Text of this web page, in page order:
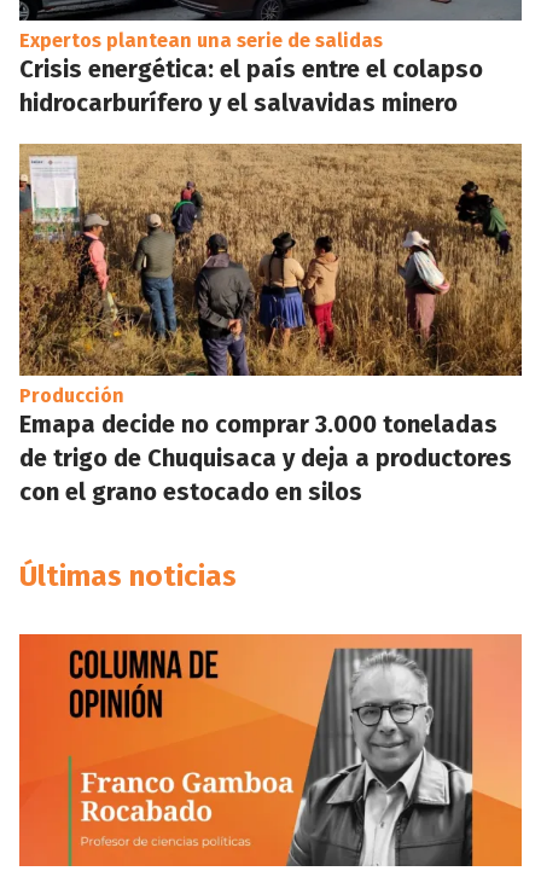
Expertos plantean una serie de salidas
Crisis energética: el país entre el colapso
hidrocarburífero y el salvavidas minero
Producción
Emapa decide no comprar 3.000 toneladas
de trigo de Chuquisaca y deja a productores
con el grano estocado en silos
Últimas noticias